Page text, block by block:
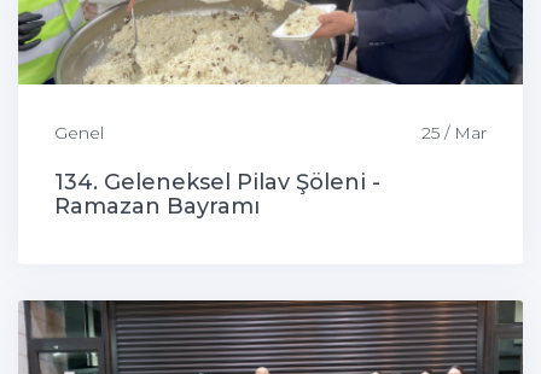
Genel 25 / Mar
134. Geleneksel Pilav Şöleni -
Ramazan Bayramı